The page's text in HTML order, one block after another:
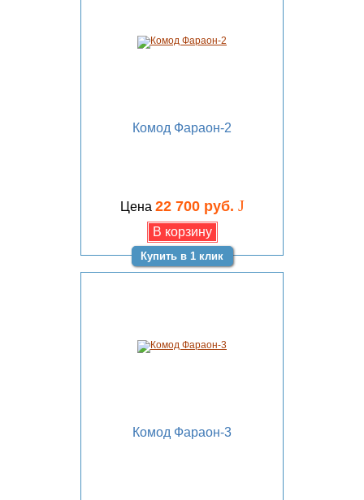
Комод Фараон-2
Цена 22 700 руб. J
Купить в 1 клик
Комод Фараон-3